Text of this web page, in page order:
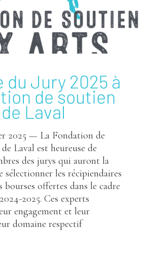
du Jury 2025 à
de soutien
Laval
2025 — La Fondation de
Laval est heureuse de
des jurys qui auront la
sélectionner les récipiendaires
bourses offertes dans le cadre
2025. Ces experts
engagement et leur
domaine respectif